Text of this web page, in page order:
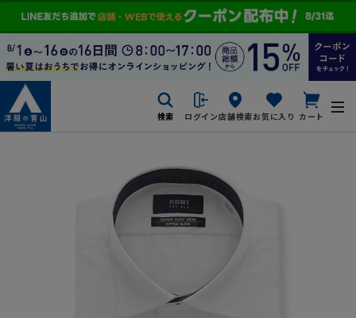
検索 ログイン店舗検索お気に入り カート